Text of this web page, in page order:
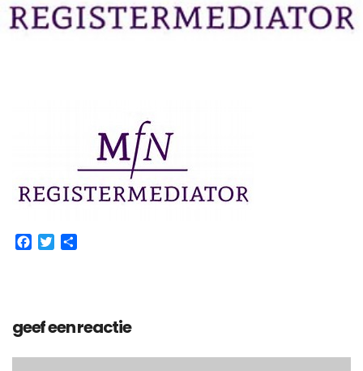
Facebook
Twitter
geef een reactie